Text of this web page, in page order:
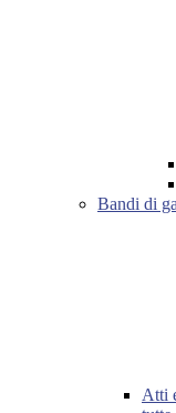
Bandi di
Atti